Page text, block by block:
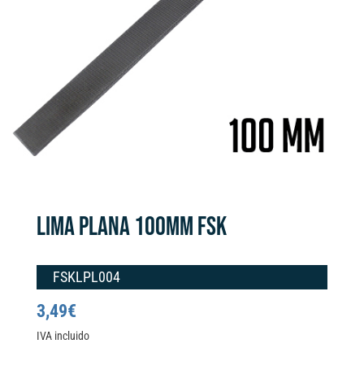
LIMA PLANA 100MM FSK
FSKLPL004
3,49€
IVA incluido